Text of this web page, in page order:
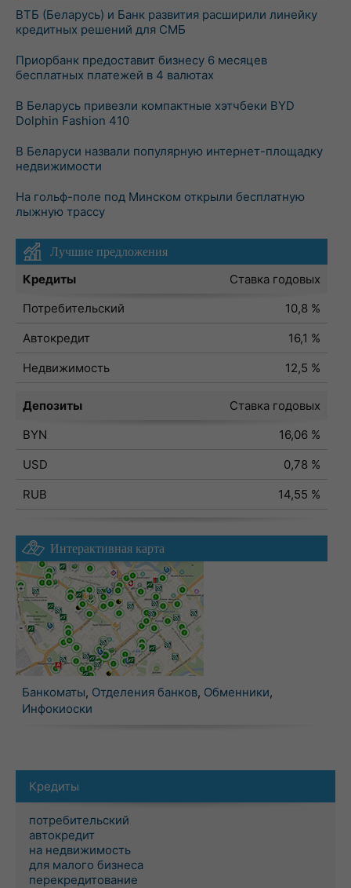
ВТБ (Беларусь) и Банк развития расширили линейку
кредитных решений для СМБ
Приорбанк предоставит бизнесу 6 месяцев
бесплатных платежей в 4 валютах
В Беларусь привезли компактные хэтчбеки BYD
Dolphin Fashion 410
В Беларуси назвали популярную интернет-площадку
недвижимости
На гольф-поле под Минском открыли бесплатную
лыжную трассу
Лучшие предложения
Кредиты
Ставка годовых
Потребительский
10,8 %
Автокредит
16,1 %
Недвижимость
12,5 %
Депозиты
Ставка годовых
BYN
16,06 %
USD
0,78 %
RUB
14,55 %
Интерактивная карта
Банкоматы, Отделения банков, Обменники,
Инфокиоски
Кредиты
потребительский
автокредит
на недвижимость
для малого бизнеса
перекредитование